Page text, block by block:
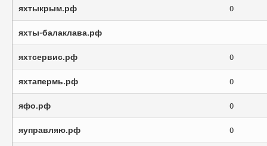
яхтыкрым.рф 0
яхты-балаклава.рф
яхтсервис.рф 0
яхтапермь.рф 0
яфо.рф 0
яуправляю.рф 0